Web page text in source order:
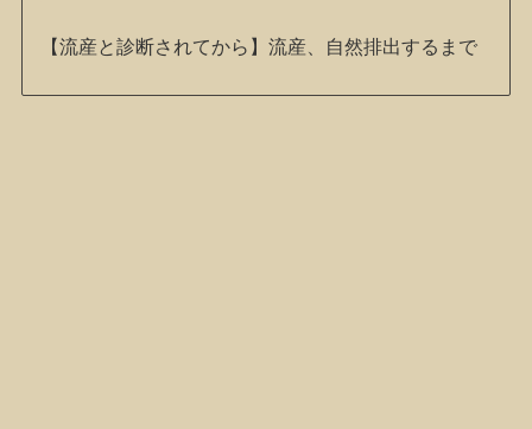
【流産と診断されてから】流産、自然排出するまで